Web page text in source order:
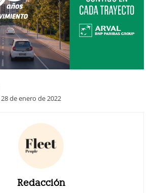
28 de enero de 2022
Redacción